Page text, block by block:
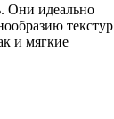
Они идеально
текстур
и мягкие